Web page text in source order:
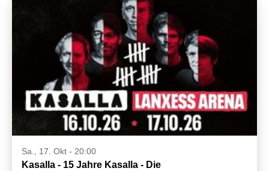
Sa., 17. Okt - 20:00
Kasalla - 15 Jahre Kasalla - Die